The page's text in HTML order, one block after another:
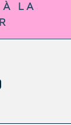
À LA